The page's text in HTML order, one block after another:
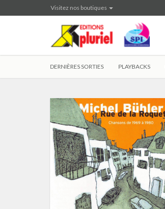
Visitez nos boutiques
DERNIÈRES SORTIES PLAYBACKS